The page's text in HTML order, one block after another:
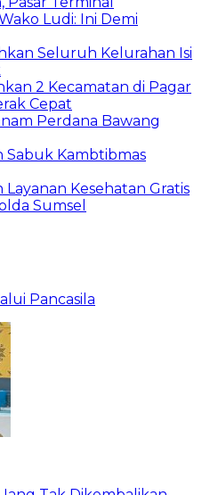
Ludi: Ini Demi
Seluruh Kelurahan Isi
2 Kecamatan di Pagar
Cepat
Perdana Bawang
Sabuk Kambtibmas
Kesehatan Gratis
Sumsel
Pancasila